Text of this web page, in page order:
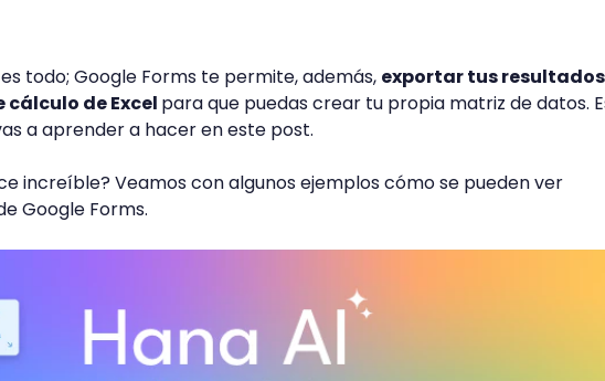
todo; Google Forms te permite, además, exportar tus
cálculo de Excel para que puedas crear tu propia matriz de datos.
a aprender a hacer en este post.
increíble? Veamos con algunos ejemplos cómo se pueden ver
Google Forms.